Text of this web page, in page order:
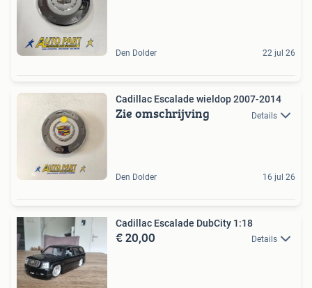
Den Dolder 22 jul 26
Cadillac Escalade wieldop 2007-2014
Zie omschrijving Details
Den Dolder 16 jul 26
Cadillac Escalade DubCity 1:18
€ 20,00 Details